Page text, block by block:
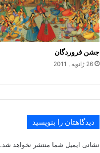
جشن فروردگان
26 ژانویه , 2011
دیدگاهتان را بنویسید
نشانی ایمیل شما منتشر نخواهد شد.